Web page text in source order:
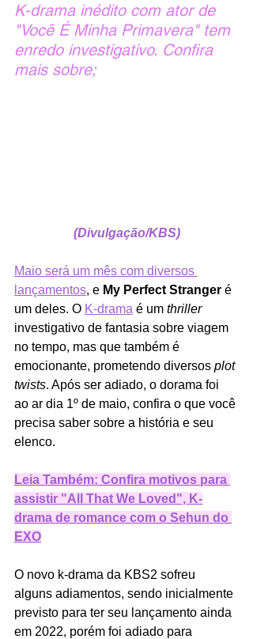
K-drama inédito com ator de
"Você É Minha Primavera" tem
enredo investigativo. Confira
mais sobre;
(Divulgação/KBS)
Maio será um mês com diversos
lançamentos, e My Perfect Stranger é
um deles. O K-drama é um thriller
investigativo de fantasia sobre viagem
no tempo, mas que também é
emocionante, prometendo diversos plot
twists. Após ser adiado, o dorama foi
ao ar dia 1º de maio, confira o que você
precisa saber sobre a história e seu
elenco.
Leia Também: Confira motivos para
assistir "All That We Loved", K-
drama de romance com o Sehun do
EXO
O novo k-drama da KBS2 sofreu
alguns adiamentos, sendo inicialmente
previsto para ter seu lançamento ainda
em 2022, porém foi adiado para